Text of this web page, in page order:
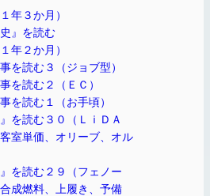
年３か月）
』を読む
年２か月）
を読む３（ジョブ型）
を読む２（ＥＣ）
を読む１（お手頃）
を読む３０（ＬｉＤＡ
室単価、オリーブ、オル
を読む２９（フェノー
成燃料、上履き、予備